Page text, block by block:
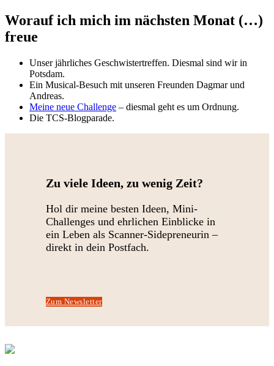
Worauf ich mich im nächsten Monat (…)
freue
Unser jährliches Geschwistertreffen. Diesmal sind wir in
Potsdam.
Ein Musical-Besuch mit unseren Freunden Dagmar und
Andreas.
Meine neue Challenge – diesmal geht es um Ordnung.
Die TCS-Blogparade.
Zu viele Ideen, zu wenig Zeit?
Hol dir meine besten Ideen, Mini-
Challenges und ehrlichen Einblicke in
ein Leben als Scanner-Sidepreneurin –
direkt in dein Postfach.
Zum Newsletter